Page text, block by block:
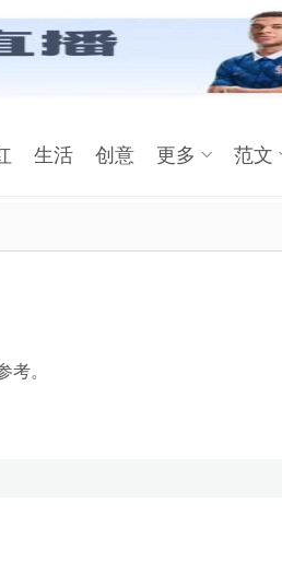
生活 创意 更多 范文
。